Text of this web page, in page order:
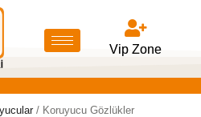
Vip Zone
/ Koruyucu Gözlükler